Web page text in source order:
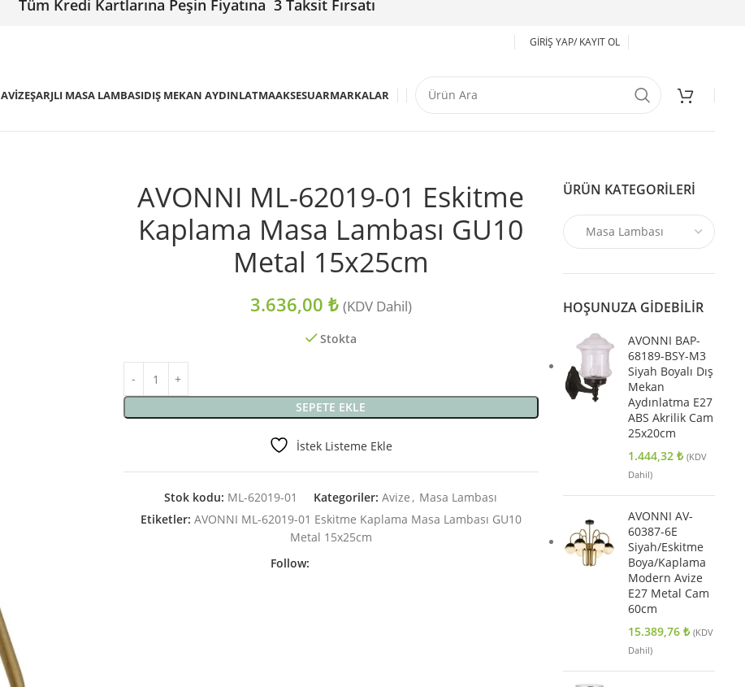
Tüm Kredi Kartlarına Peşin Fiyatına 3 Taksit Fırsatı
GIRIŞ YAP/ KAYIT OL
AVIZEŞARJLI MASA LAMBASIDIŞ MEKAN AYDINLATMAAKSESUARMARKALAR
AVONNI ML-62019-01 Eskitme
Kaplama Masa Lambası GU10
Metal 15x25cm
3.636,00 ₺ (KDV Dahil)
Stokta
SEPETE EKLE
İstek Listeme Ekle
Stok kodu: ML-62019-01 Kategoriler: Avize , Masa Lambası
Etiketler: AVONNI ML-62019-01 Eskitme Kaplama Masa Lambası GU10
Metal 15x25cm
Follow:
ÜRÜN KATEGORILERI
HOŞUNUZA GIDEBILIR
AVONNI BAP-
68189-BSY-M3
Siyah Boyalı Dış
Mekan
Aydınlatma E27
ABS Akrilik Cam
25x20cm
1.444,32₺ (KDV
Dahil)
AVONNI AV-
60387-6E
Siyah/Eskitme
Boya/Kaplama
Modern Avize
E27 Metal Cam
60cm
15.389,76₺ (KDV
Dahil)